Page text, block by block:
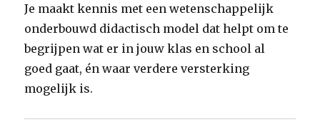
Je maakt kennis met een wetenschappelijk
onderbouwd didactisch model dat helpt om te
begrijpen wat er in jouw klas en school al
goed gaat, én waar verdere versterking
mogelijk is.